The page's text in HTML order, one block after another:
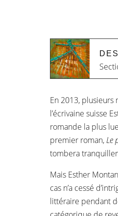
En 2013,
l’écrivaine suisse
romande la plus
premier roman,Le
tombera
Mais Esther
cas n’a cessé
littéraire pendant